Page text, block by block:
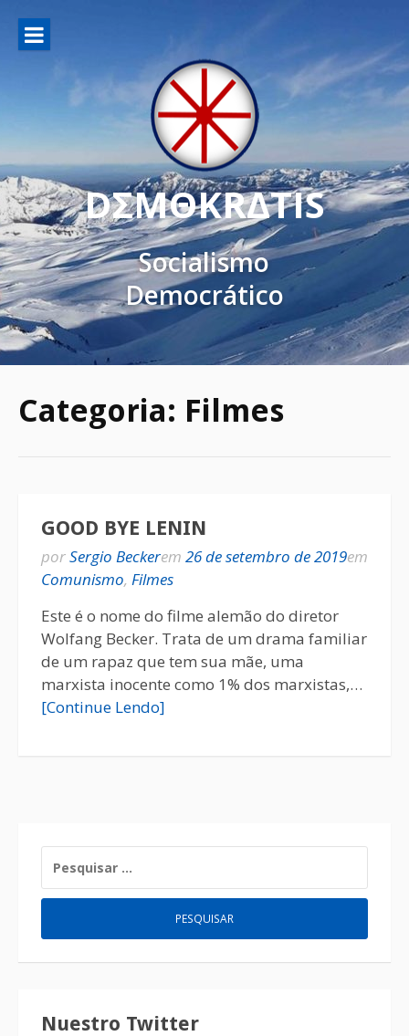
DΣMΘKRΔTIS
Socialismo
Democrático
Categoria: Filmes
GOOD BYE LENIN
porSergio Beckerem 26 de setembro de 2019em
Comunismo, Filmes
Este é o nome do filme alemão do diretor
Wolfang Becker. Trata de um drama familiar
de um rapaz que tem sua mãe, uma
marxista inocente como 1% dos marxistas,…
[Continue Lendo]
Nuestro Twitter